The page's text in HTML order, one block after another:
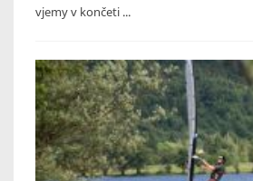
vjemy v končeti ...